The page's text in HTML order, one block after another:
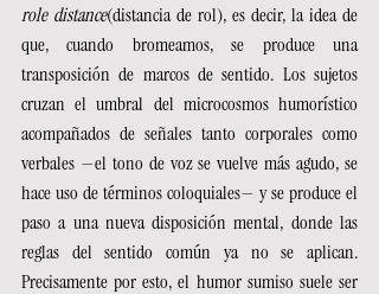
role distance(distancia de rol), es decir, la idea de
que, cuando bromeamos, se produce una
transposición de marcos de sentido. Los sujetos
cruzan el umbral del microcosmos humorístico
acompañados de señales tanto corporales como
verbales —el tono de voz se vuelve más agudo, se
hace uso de términos coloquiales— y se produce el
paso a una nueva disposición mental, donde las
reglas del sentido común ya no se aplican.
Precisamente por esto, el humor sumiso suele ser